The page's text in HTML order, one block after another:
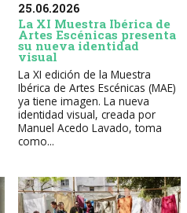
25.06.2026
La XI Muestra Ibérica de
Artes Escénicas presenta
su nueva identidad
visual
La XI edición de la Muestra
Ibérica de Artes Escénicas (MAE)
ya tiene imagen. La nueva
identidad visual, creada por
Manuel Acedo Lavado, toma
como...